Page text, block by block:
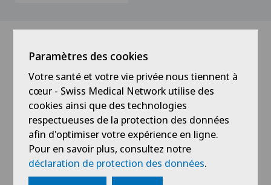
Paramètres des cookies
Votre santé et votre vie privée nous tiennent à
cœur - Swiss Medical Network utilise des
cookies ainsi que des technologies
respectueuses de la protection des données
afin d'optimiser votre expérience en ligne.
Pour en savoir plus, consultez notre
déclaration de protection des données.